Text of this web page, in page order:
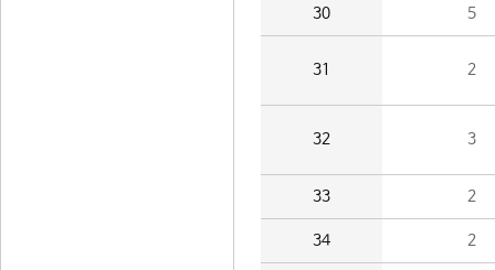
30 5
31 2
32 3
33 2
34 2